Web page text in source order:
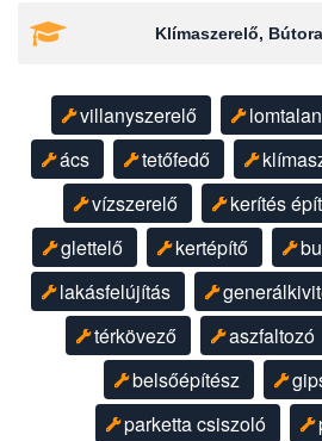
Klímaszerelő,
villanyszerelő
ács
tetőfedő
vízszerelő
kerítés
glettelő
kertépítő
lakásfelújítás
térkövező
aszfaltozó
belsőépítész
parketta csiszoló